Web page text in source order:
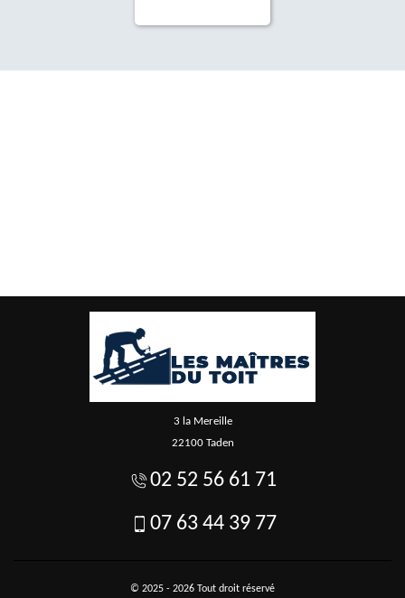
3 la Mereille
22100 Taden
02 52 56 61 71
07 63 44 39 77
© 2025 - 2026 Tout droit réservé